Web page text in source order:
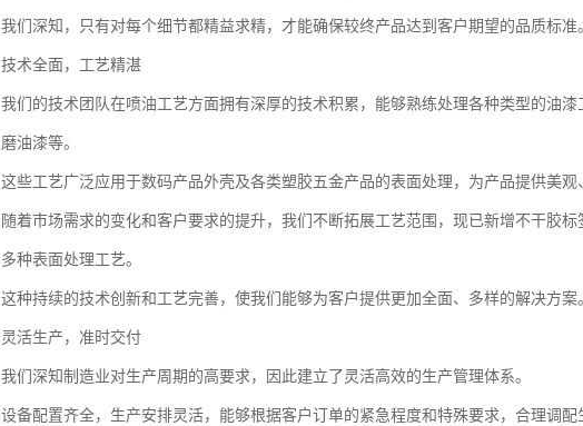
我们深知，只有对每个细节都精益求精，才能确保较终产品达到客户期望的品质标准
技术全面，工艺精湛
我们的技术团队在喷油工艺方面拥有深厚的技术积累，能够熟练处理各种类型的油
磨油漆等。
这些工艺广泛应用于数码产品外壳及各类塑胶五金产品的表面处理，为产品提供美观
随着市场需求的变化和客户要求的提升，我们不断拓展工艺范围，现已新增不干胶
多种表面处理工艺。
这种持续的技术创新和工艺完善，使我们能够为客户提供更加全面、多样的解决方案
灵活生产，准时交付
我们深知制造业对生产周期的高要求，因此建立了灵活高效的生产管理体系。
设备配置齐全，生产安排灵活，能够根据客户订单的紧急程度和特殊要求，合理调配